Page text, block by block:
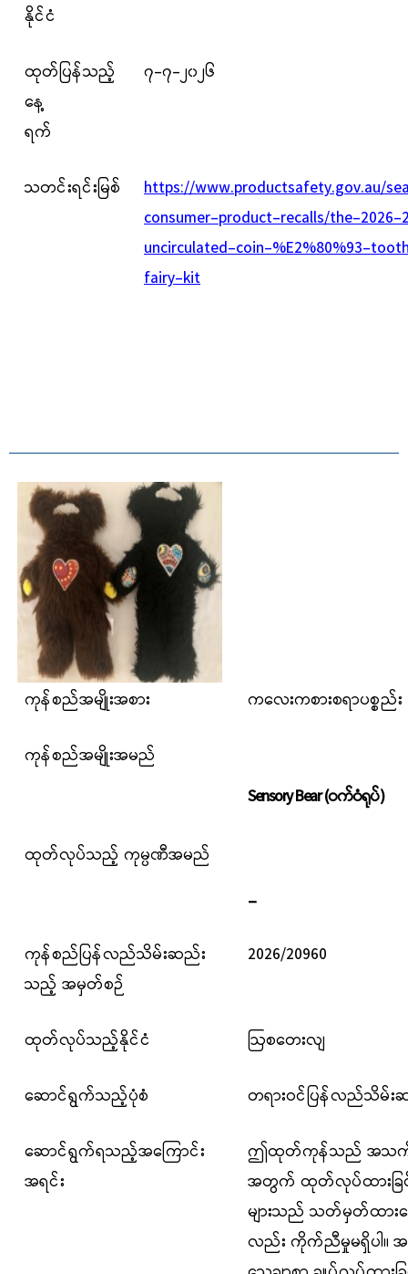
နိုင်ငံ
ထုတ်ပြန်သည့်
နေ့
ရက်
၇-၇-၂၀၂၆
သတင်းရင်းမြစ်
https://www.productsafety.gov.au/
consumer-product-recalls/the-2026-
uncirculated-coin-%E2%80%93-
fairy-kit
ကုန်စည်အမျိုးအစား ကလေးကစားစရာပစ္စည်း
ကုန်စည်အမျိုးအမည်
Sensory Bear (ဝက်ဝံရုပ်)
ထုတ်လုပ်သည့် ကုမ္ပဏီအမည်
_
ကုန်စည်ပြန်လည်သိမ်းဆည်း
သည့် အမှတ်စဉ်
2026/20960
ထုတ်လုပ်သည့်နိုင်ငံ ဩစတေးလျ
ဆောင်ရွက်သည့်ပုံစံ တရားဝင်ပြန်လည်သိမ်းဆ
ဆောင်ရွက်ရသည့်အကြောင်း
အရင်း
ဤထုတ်ကုန်သည် အသက် (
အတွက် ထုတ်လုပ်ထားခြင်း
များသည် သတ်မှတ်ထားသ
လည်း ကိုက်ညီမှုမရှိပါ။ အဆို